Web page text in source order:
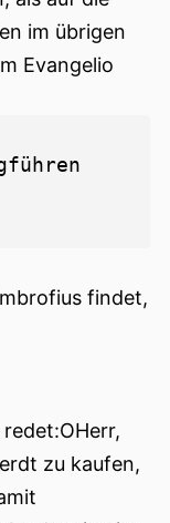
im übrigen
Evangelio
findet,
zu kaufen,